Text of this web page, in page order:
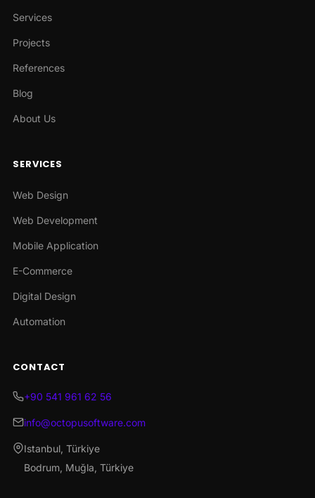
Services
Projects
References
Blog
About Us
SERVICES
Web Design
Web Development
Mobile Application
E-Commerce
Digital Design
Automation
CONTACT
+90 541 961 62 56
info@octopusoftware.com
Istanbul, Türkiye
Bodrum, Muğla, Türkiye